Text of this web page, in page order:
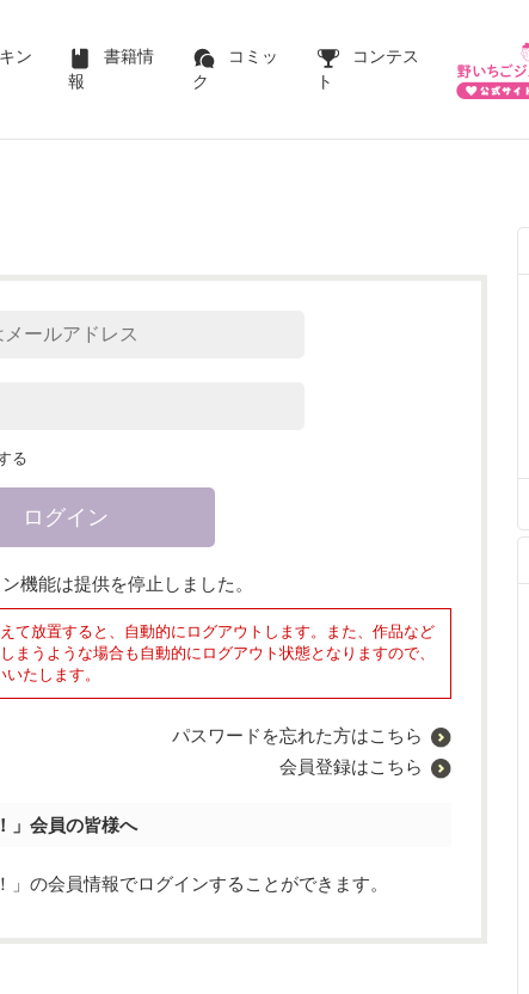
ン
書籍情
報
コミッ
ク
コンテス
ト
る
機能は提供を停止しました。
て放置すると、自動的にログアウトします。また、作品など
まうような場合も自動的にログアウト状態となりますので、
たします。
パスワードを忘れた方はこちら
会員登録はこちら
」会員の皆様へ
の会員情報でログインすることができます。